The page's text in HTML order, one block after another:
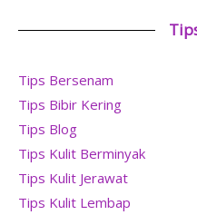
Tips Bersenam
Tips Bibir Kering
Tips Blog
Tips Kulit Berminyak
Tips Kulit Jerawat
Tips Kulit Lembap